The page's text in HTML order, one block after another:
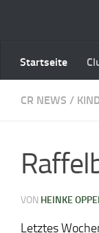
Startseite
CR NEWS /
VON HEINKE
Letztes